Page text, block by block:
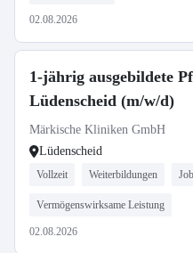
02.08.2026
1-jährig ausgebildete
Lüdenscheid (m/w/d)
Märkische Kliniken GmbH
Lüdenscheid
Vollzeit Weiterbildungen
Vermögenswirksame Leistung
02.08.2026